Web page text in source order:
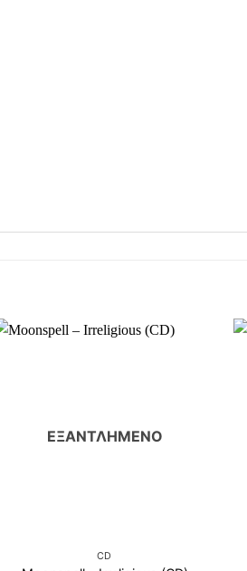
ΕΞΑΝΤΛΗΜΈΝΟ
CD